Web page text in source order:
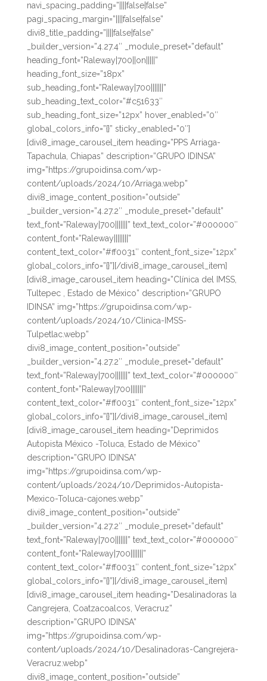
navi_spacing_padding=”||||false|false”
pagi_spacing_margin=”||||false|false”
divi8_title_padding=”||||false|false”
_builder_version=”4.27.4″ _module_preset=”default”
heading_font=”Raleway|700||on|||||”
heading_font_size=”18px”
sub_heading_font=”Raleway|700|||||||”
sub_heading_text_color=”#c51633″
sub_heading_font_size=”12px” hover_enabled=”0″
global_colors_info=”{}” sticky_enabled=”0″]
[divi8_image_carousel_item heading=”PPS Arriaga-
Tapachula, Chiapas” description=”GRUPO IDINSA”
img=”https://grupoidinsa.com/wp-
content/uploads/2024/10/Arriaga.webp”
divi8_image_content_position=”outside”
_builder_version=”4.27.2″ _module_preset=”default”
text_font=”Raleway|700|||||||” text_text_color=”#000000″
content_font=”Raleway||||||||”
content_text_color=”#ff0031″ content_font_size=”12px”
global_colors_info=”{}”][/divi8_image_carousel_item]
[divi8_image_carousel_item heading=”Clínica del IMSS,
Tultepec , Estado de México” description=”GRUPO
IDINSA” img=”https://grupoidinsa.com/wp-
content/uploads/2024/10/Clinica-IMSS-
Tulpetlac.webp”
divi8_image_content_position=”outside”
_builder_version=”4.27.2″ _module_preset=”default”
text_font=”Raleway|700|||||||” text_text_color=”#000000″
content_font=”Raleway|700|||||||”
content_text_color=”#ff0031″ content_font_size=”12px”
global_colors_info=”{}”][/divi8_image_carousel_item]
[divi8_image_carousel_item heading=”Deprimidos
Autopista México -Toluca, Estado de México”
description=”GRUPO IDINSA”
img=”https://grupoidinsa.com/wp-
content/uploads/2024/10/Deprimidos-Autopista-
Mexico-Toluca-cajones.webp”
divi8_image_content_position=”outside”
_builder_version=”4.27.2″ _module_preset=”default”
text_font=”Raleway|700|||||||” text_text_color=”#000000″
content_font=”Raleway|700|||||||”
content_text_color=”#ff0031″ content_font_size=”12px”
global_colors_info=”{}”][/divi8_image_carousel_item]
[divi8_image_carousel_item heading=”Desalinadoras la
Cangrejera, Coatzacoalcos, Veracruz”
description=”GRUPO IDINSA”
img=”https://grupoidinsa.com/wp-
content/uploads/2024/10/Desalinadoras-Cangrejera-
Veracruz.webp”
divi8_image_content_position=”outside”